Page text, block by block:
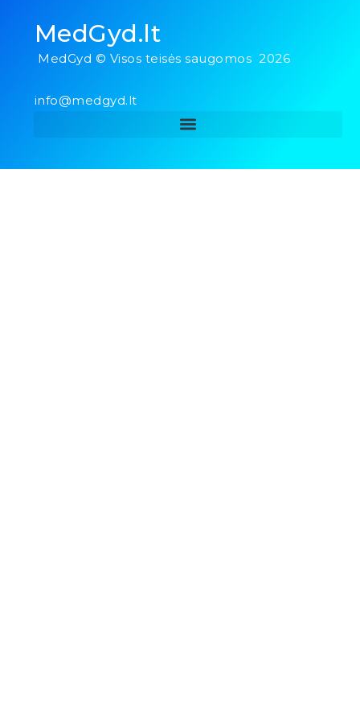
MedGyd.lt
MedGyd © Visos teisės saugomos 2026
info@medgyd.lt